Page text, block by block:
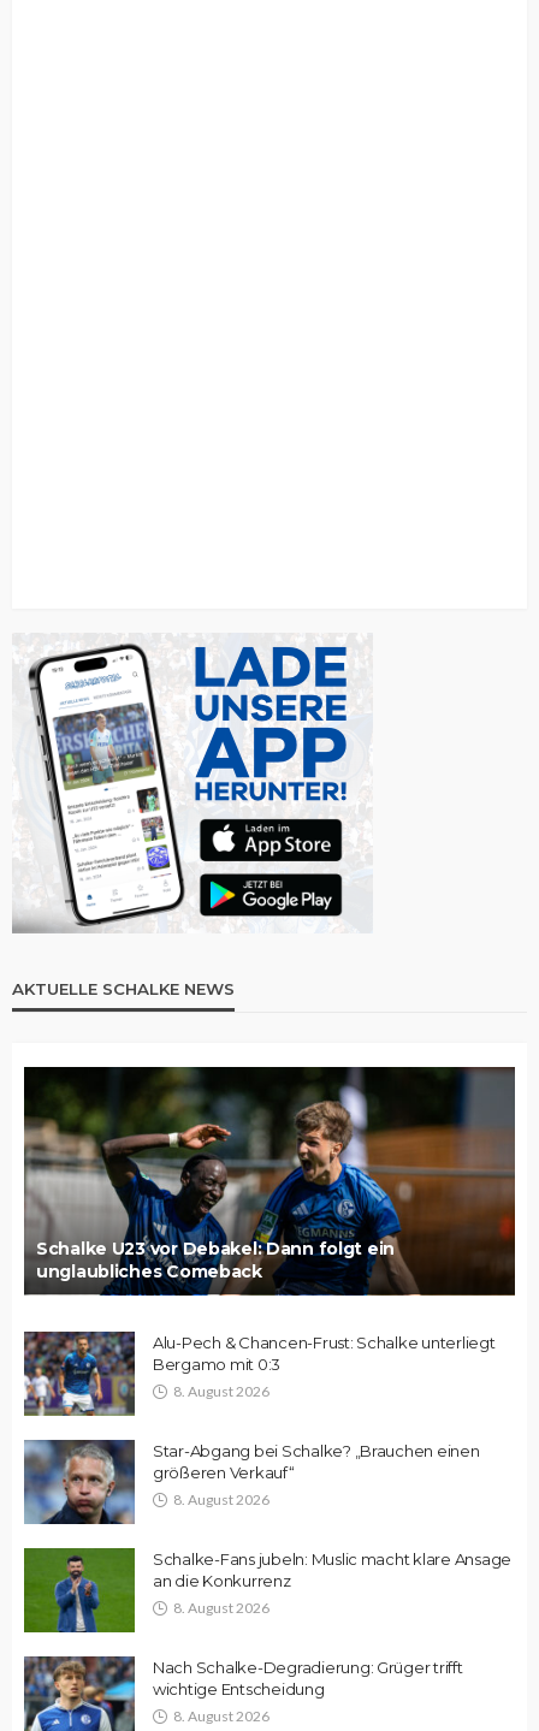
AKTUELLE SCHALKE NEWS
Schalke U23 vor Debakel: Dann folgt ein
unglaubliches Comeback
Alu-Pech & Chancen-Frust: Schalke unterliegt
Bergamo mit 0:3
8. August 2026
Star-Abgang bei Schalke? „Brauchen einen
größeren Verkauf“
8. August 2026
Schalke-Fans jubeln: Muslic macht klare Ansage
an die Konkurrenz
8. August 2026
Nach Schalke-Degradierung: Grüger trifft
wichtige Entscheidung
8. August 2026